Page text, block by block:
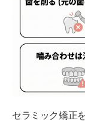
矯正装置を
セラミック
短期間で見
噛み合わせ
セラミック矯正